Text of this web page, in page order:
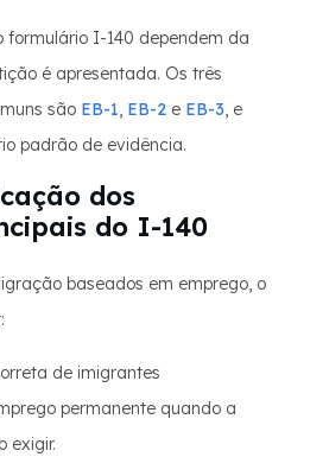
formulário I-140 dependem da
é apresentada. Os três
são EB-1, EB-2 e EB-3, e
padrão de evidência.
dos
do I-140
baseados em emprego, o
de imigrantes
permanente quando a
exigir.